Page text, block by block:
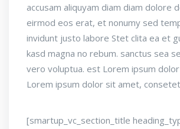
accusam aliquyam diam diam dolore
eirmod eos erat, et nonumy sed
invidunt justo labore Stet clita ea et
kasd magna no rebum. sanctus sea
vero voluptua. est Lorem ipsum
Lorem ipsum dolor sit amet,
[smartup_vc_section_title